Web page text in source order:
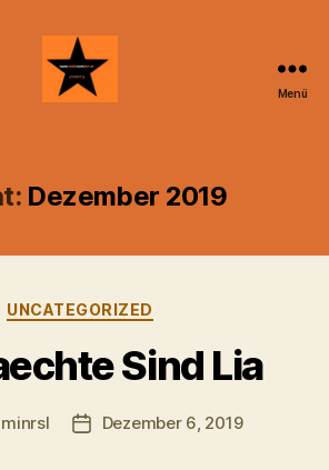
Menü
Dezember 2019
Kategorien
UNCATEGORIZED
Sind Lia
Beitragsdatum
Dezember 6, 2019